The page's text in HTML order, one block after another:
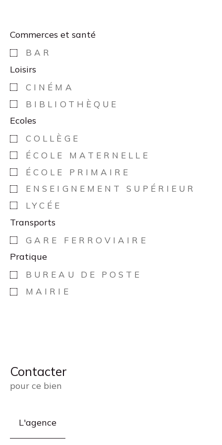
Commerces et santé
BAR
Loisirs
CINÉMA
BIBLIOTHÈQUE
Ecoles
COLLÈGE
ÉCOLE MATERNELLE
ÉCOLE PRIMAIRE
ENSEIGNEMENT SUPÉRIEUR
LYCÉE
Transports
GARE FERROVIAIRE
Pratique
BUREAU DE POSTE
MAIRIE
Contacter
pour ce bien
L'agence